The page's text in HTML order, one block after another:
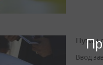
Путин
Ввод